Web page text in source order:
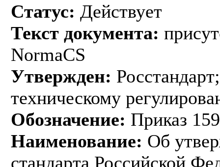
Статус: Действует
Текст документа:
NormaCS
Утвержден:
техническому
Обозначение: Приказ
Наименование: Об
стандарта Российской